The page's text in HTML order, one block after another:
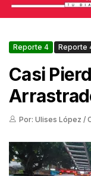
Reporte 4 Reporte
Casi
Por: Ulises López /